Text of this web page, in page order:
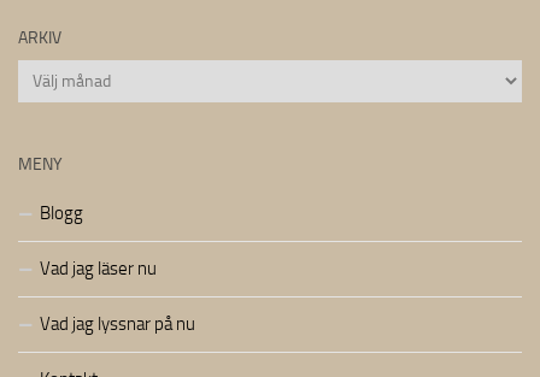
ARKIV
Arkiv
MENY
Blogg
Vad jag läser nu
Vad jag lyssnar på nu